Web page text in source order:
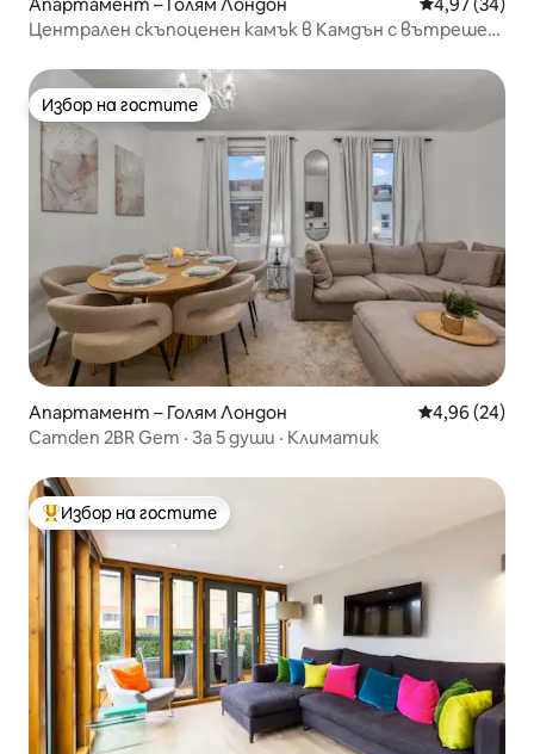
Централен скъпоценен камък в Камдън с вътрешен
Избор на гостите
Избор на гостите
Апартамент – Голям Лондон Средна
4,96 (24)
Camden 2BR Gem · За 5 души · Климатик
Най-популярен избор на гостите
Избор на гостите